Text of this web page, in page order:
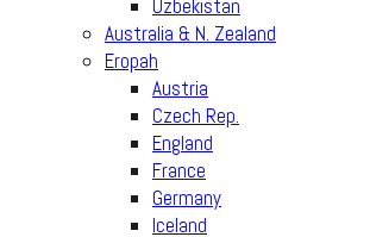
Uzbekistan
Australia & N. Zealand
Eropah
Austria
Czech Rep.
England
France
Germany
Iceland